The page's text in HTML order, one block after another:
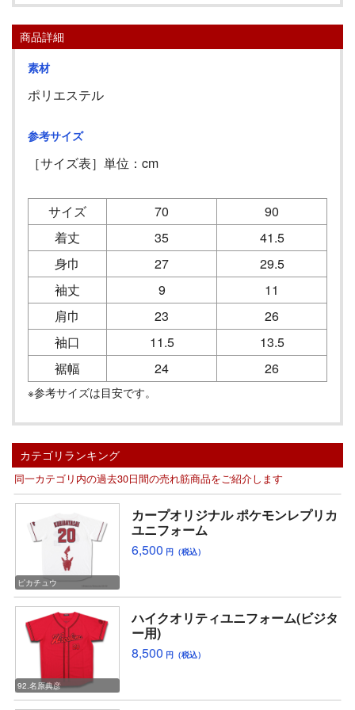
商品詳細
素材
ポリエステル
参考サイズ
［サイズ表］単位：cm
サイズ 70
90
着丈
35
41.5
身巾
27
29.5
袖丈
9
11
肩巾
23
26
袖口
11.5
13.5
裾幅
24 26
※参考サイズは目安です。
カテゴリランキング
同一カテゴリ内の過去30日間の売れ筋商品をご紹介します
ピカチュウ
カープオリジナル ポケモンレプリカ
ユニフォーム
6,500 円（税込）
92.名原典彦
ハイクオリティユニフォーム(ビジタ
ー用)
8,500 円（税込）